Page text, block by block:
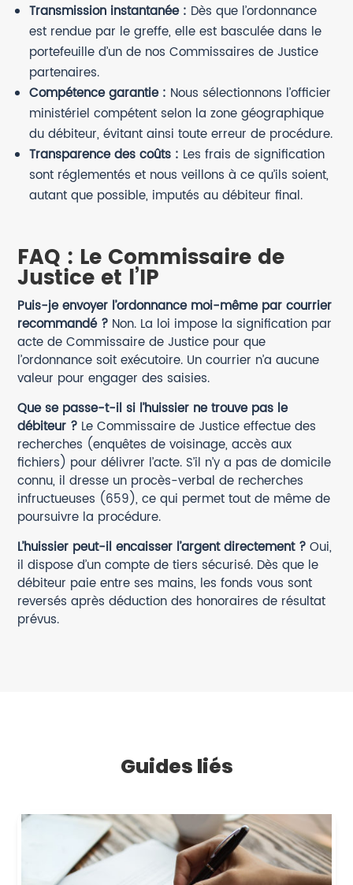
Transmission instantanée : Dès que l’ordonnance
est rendue par le greffe, elle est basculée dans le
portefeuille d’un de nos Commissaires de Justice
partenaires.
Compétence garantie : Nous sélectionnons l’officier
ministériel compétent selon la zone géographique
du débiteur, évitant ainsi toute erreur de procédure.
Transparence des coûts : Les frais de signification
sont réglementés et nous veillons à ce qu’ils soient,
autant que possible, imputés au débiteur final.
FAQ : Le Commissaire de
Justice et l’IP
Puis-je envoyer l’ordonnance moi-même par courrier
recommandé ? Non. La loi impose la signification par
acte de Commissaire de Justice pour que
l’ordonnance soit exécutoire. Un courrier n’a aucune
valeur pour engager des saisies.
Que se passe-t-il si l’huissier ne trouve pas le
débiteur ? Le Commissaire de Justice effectue des
recherches (enquêtes de voisinage, accès aux
fichiers) pour délivrer l’acte. S’il n’y a pas de domicile
connu, il dresse un procès-verbal de recherches
infructueuses (659), ce qui permet tout de même de
poursuivre la procédure.
L’huissier peut-il encaisser l’argent directement ? Oui,
il dispose d’un compte de tiers sécurisé. Dès que le
débiteur paie entre ses mains, les fonds vous sont
reversés après déduction des honoraires de résultat
prévus.
Guides liés